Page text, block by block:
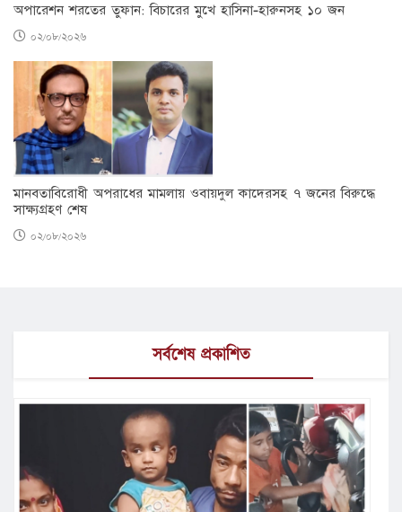
অপারেশন শরতের তুফান: বিচারের মুখে হাসিনা-হারুনসহ ১০ জন
০২/০৮/২০২৬
মানবতাবিরোধী অপরাধের মামলায় ওবায়দুল কাদেরসহ ৭ জনের বিরুদ্ধে
সাক্ষ্যগ্রহণ শেষ
০২/০৮/২০২৬
সর্বশেষ প্রকাশিত